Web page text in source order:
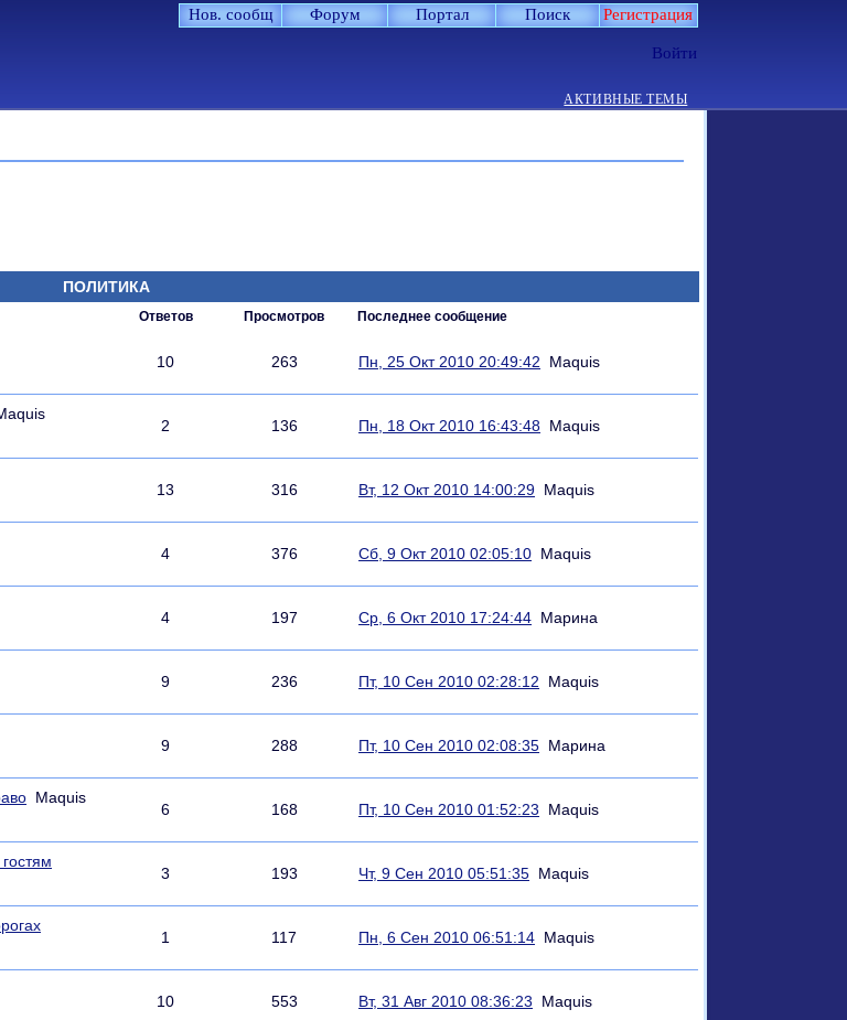
Нов. сообщ Форум Портал Поиск Регистрация
Войти
АКТИВНЫЕ ТЕМЫ
ПОЛИТИКА
Ответов Просмотров Последнее сообщение
10 263 Пн, 25 Окт 2010 20:49:42 Maquis
2 136 Пн, 18 Окт 2010 16:43:48 Maquis
13 316 Вт, 12 Окт 2010 14:00:29 Maquis
4 376 Сб, 9 Окт 2010 02:05:10 Maquis
4 197 Ср, 6 Окт 2010 17:24:44 Марина
9 236 Пт, 10 Сен 2010 02:28:12 Maquis
9 288 Пт, 10 Сен 2010 02:08:35 Марина
Maquis
6 168 Пт, 10 Сен 2010 01:52:23 Maquis
3 193 Чт, 9 Сен 2010 05:51:35 Maquis
1 117 Пн, 6 Сен 2010 06:51:14 Maquis
10 553 Вт, 31 Авг 2010 08:36:23 Maquis